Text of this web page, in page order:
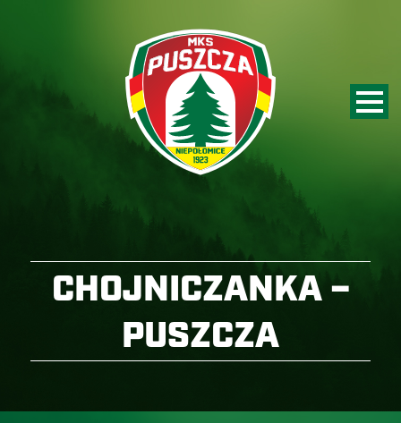
CHOJNICZANKA –
PUSZCZA